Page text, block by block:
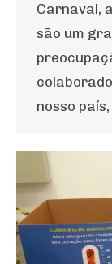
Carnaval,
são um
nosso